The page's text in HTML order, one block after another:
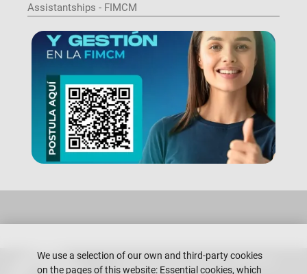
Assistantships - FIMCM
Image
We use a selection of our own and third-party cookies
on the pages of this website: Essential cookies, which
Escuela Superior Politécnica del Litoral